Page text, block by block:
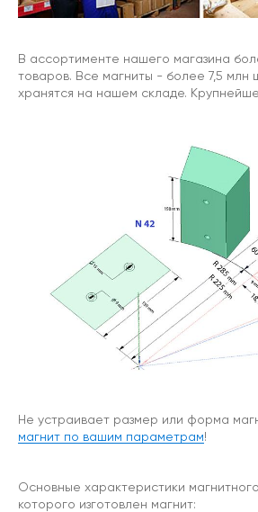
В ассортименте нашего магазина
товаров. Все магниты - более 7,5 млн
хранятся на нашем складе.
Не устраивает размер или форма
магнит по вашим параметрам!
Основные характеристики
которого изготовлен магнит: